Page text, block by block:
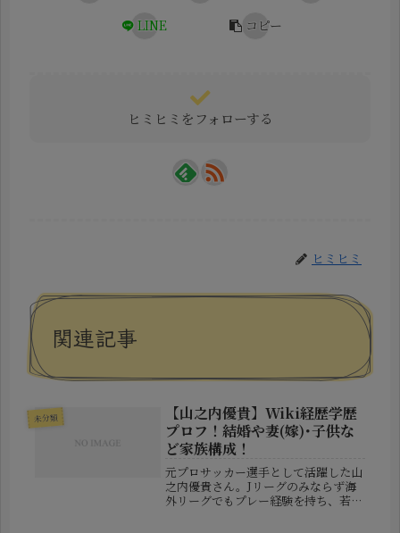
LINE
コピー
ヒミヒミをフォローする
ヒミヒミ
関連記事
未分類
【山之内優貴】Wiki経歴学歴
プロフ！結婚や妻(嫁)･子供な
ど家族構成！
元プロサッカー選手として活躍した山
之内優貴さん。Jリーグのみならず海
外リーグでもプレー経験を持ち、若く